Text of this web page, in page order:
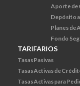
Aporte de
Depósito
Planes de
Fondo
TARIFARIOS
Tasas Pasivas
Tasas Activas de
Tasas Activas para